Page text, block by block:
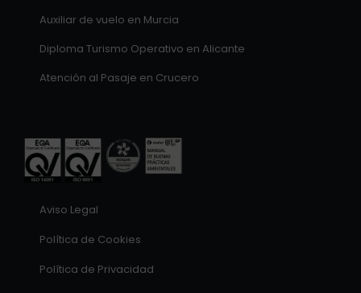
Auxiliar de vuelo en Murcia
Diploma Turismo Operativo en Alicante
Atención al Pasaje en Crucero
Aviso Legal
Política de Cookies
Política de Privacidad